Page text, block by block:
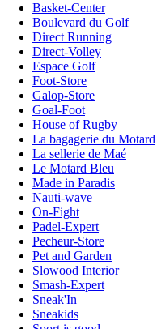
Basket-Center
Boulevard du Golf
Direct Running
Direct-Volley
Espace Golf
Foot-Store
Galop-Store
Goal-Foot
House of Rugby
La bagagerie du Motard
La sellerie de Maé
Le Motard Bleu
Made in Paradis
Nauti-wave
On-Fight
Padel-Expert
Pecheur-Store
Pet and Garden
Slowood Interior
Smash-Expert
Sneak'In
Sneakids